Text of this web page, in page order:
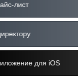
лист
для iOS